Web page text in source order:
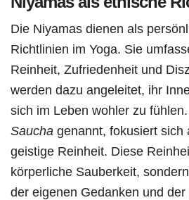
Die Niyamas dienen als
Richtlinien im Yoga. Sie
Reinheit, Zufriedenheit und
werden dazu angeleitet, ihr
sich im Leben wohler zu
Saucha genannt, fokusiert sich
geistige Reinheit. Diese
körperliche Sauberkeit,
der eigenen Gedanken und der